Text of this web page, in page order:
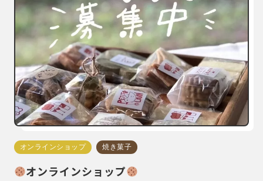
オンラインショップ 焼き菓子
オンラインショップ